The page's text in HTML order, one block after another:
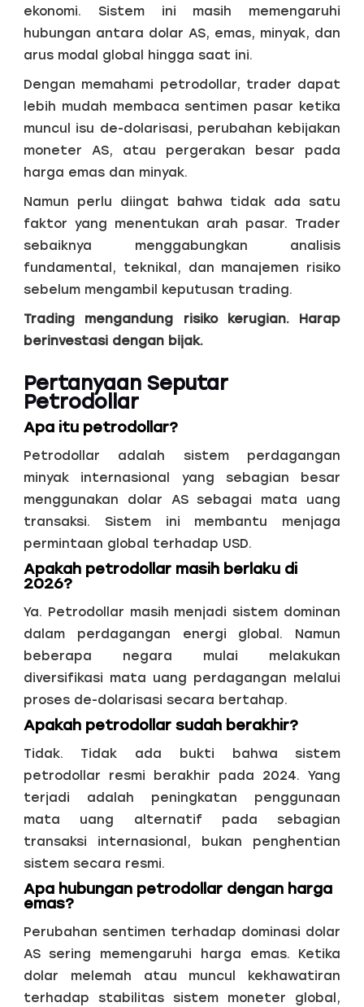
ekonomi. Sistem ini masih memengaruhi
hubungan antara dolar AS, emas, minyak, dan
arus modal global hingga saat ini.
Dengan memahami petrodollar, trader dapat
lebih mudah membaca sentimen pasar ketika
muncul isu de-dolarisasi, perubahan kebijakan
moneter AS, atau pergerakan besar pada
harga emas dan minyak.
Namun perlu diingat bahwa tidak ada satu
faktor yang menentukan arah pasar. Trader
sebaiknya menggabungkan analisis
fundamental, teknikal, dan manajemen risiko
sebelum mengambil keputusan trading.
Trading mengandung risiko kerugian. Harap
berinvestasi dengan bijak.
Pertanyaan Seputar
Petrodollar
Apa itu petrodollar?
Petrodollar adalah sistem perdagangan
minyak internasional yang sebagian besar
menggunakan dolar AS sebagai mata uang
transaksi. Sistem ini membantu menjaga
permintaan global terhadap USD.
Apakah petrodollar masih berlaku di
2026?
Ya. Petrodollar masih menjadi sistem dominan
dalam perdagangan energi global. Namun
beberapa negara mulai melakukan
diversifikasi mata uang perdagangan melalui
proses de-dolarisasi secara bertahap.
Apakah petrodollar sudah berakhir?
Tidak. Tidak ada bukti bahwa sistem
petrodollar resmi berakhir pada 2024. Yang
terjadi adalah peningkatan penggunaan
mata uang alternatif pada sebagian
transaksi internasional, bukan penghentian
sistem secara resmi.
Apa hubungan petrodollar dengan harga
emas?
Perubahan sentimen terhadap dominasi dolar
AS sering memengaruhi harga emas. Ketika
dolar melemah atau muncul kekhawatiran
terhadap stabilitas sistem moneter global,